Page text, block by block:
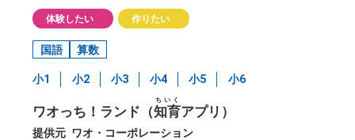
体験したい 作りたい
国語 算数
小1 小2 小3 小4 小5 小6
ワオっち！ランド（知育
ちいく
アプリ）
提供元 ワオ・コーポレーション